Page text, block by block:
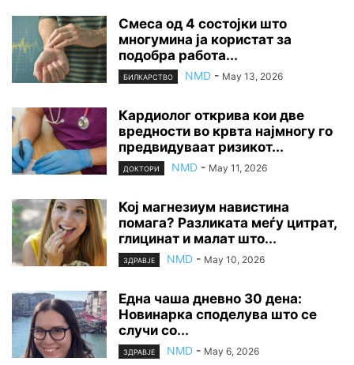
Смеса од 4 состојки што
многумина ја користат за
подобра работа...
БИЛКАРСТВО NMD - May 13, 2026
Кардиолог открива кои две
вредности во крвта најмногу го
предвидуваат ризикот...
ДОКТОРИ NMD - May 11, 2026
Кој магнезиум навистина
помага? Разликата меѓу цитрат,
глицинат и малат што...
ЗДРАВЈЕ NMD - May 10, 2026
Една чаша дневно 30 дена:
Новинарка споделува што се
случи со...
ЗДРАВЈЕ NMD - May 6, 2026